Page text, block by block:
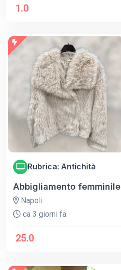
1.0
Rubrica: Antichità
Abbigliamento femminile
Napoli
ca 3 giorni fa
25.0